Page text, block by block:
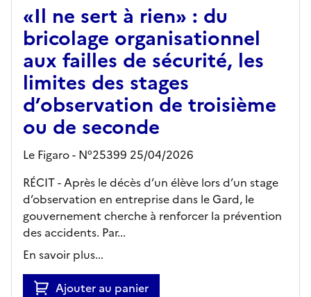
«Il ne sert à rien» : du
bricolage organisationnel
aux failles de sécurité, les
limites des stages
d’observation de troisième
ou de seconde
Le Figaro - N°25399 25/04/2026
RÉCIT - Après le décès d’un élève lors d’un stage
d’observation en entreprise dans le Gard, le
gouvernement cherche à renforcer la prévention
des accidents. Par...
En savoir plus...
Ajouter au panier